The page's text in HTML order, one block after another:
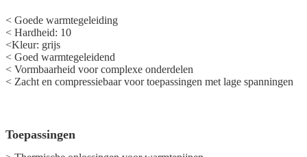
< Goede warmtegeleiding
< Hardheid: 10
<Kleur: grijs
< Goed warmtegeleidend
< Vormbaarheid voor complexe onderdelen
< Zacht en compressiebaar voor toepassingen met lage spanningen
Toepassingen